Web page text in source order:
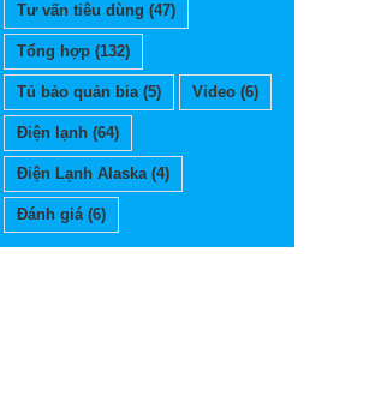
Tư vấn tiêu dùng (47)
Tổng hợp (132)
Tủ bảo quản bia(5) Video (6)
Điện lạnh (64)
Điện Lạnh Alaska(4)
Đánh giá(6)